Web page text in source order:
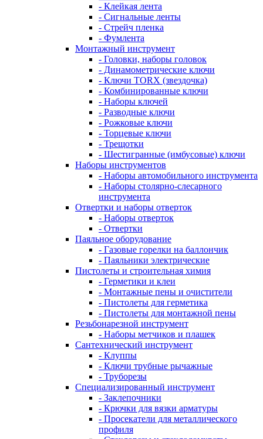
- Клейкая лента
- Сигнальные ленты
- Стрейч пленка
- Фумлента
Монтажный инструмент
- Головки, наборы головок
- Динамометрические ключи
- Ключи TORX (звездочка)
- Комбинированные ключи
- Наборы ключей
- Разводные ключи
- Рожковые ключи
- Торцевые ключи
- Трещотки
- Шестигранные (имбусовые) ключи
Наборы инструментов
- Наборы автомобильного инструмента
- Наборы столярно-слесарного
инструмента
Отвертки и наборы отверток
- Наборы отверток
- Отвертки
Паяльное оборудование
- Газовые горелки на баллончик
- Паяльники электрические
Пистолеты и строительная химия
- Герметики и клеи
- Монтажные пены и очистители
- Пистолеты для герметика
- Пистолеты для монтажной пены
Резьбонарезной инструмент
- Наборы метчиков и плашек
Сантехнический инструмент
- Клуппы
- Ключи трубные рычажные
- Труборезы
Специализированный инструмент
- Заклепочники
- Крючки для вязки арматуры
- Просекатели для металлического
профиля